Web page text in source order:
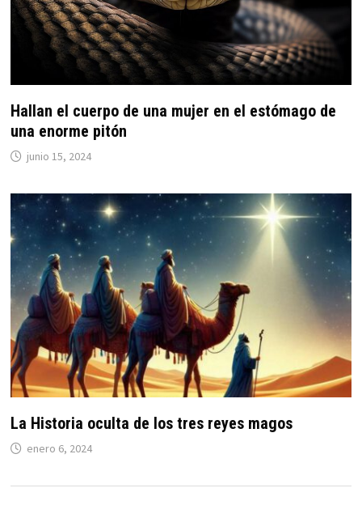
Hallan el cuerpo de una mujer en el estómago de
una enorme pitón
junio 15, 2024
La Historia oculta de los tres reyes magos
enero 6, 2024